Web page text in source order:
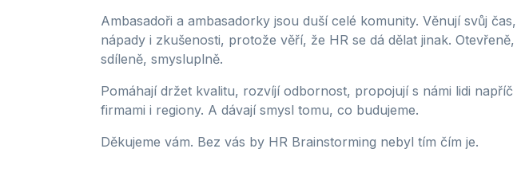
Ambasadoři a ambasadorky jsou duší celé komunity. Věnují svůj čas,
nápady i zkušenosti, protože věří, že HR se dá dělat jinak. Otevřeně,
sdíleně, smysluplně.
Pomáhají držet kvalitu, rozvíjí odbornost, propojují s námi lidi napříč
firmami i regiony. A dávají smysl tomu, co budujeme.
Děkujeme vám. Bez vás by HR Brainstorming nebyl tím čím je.